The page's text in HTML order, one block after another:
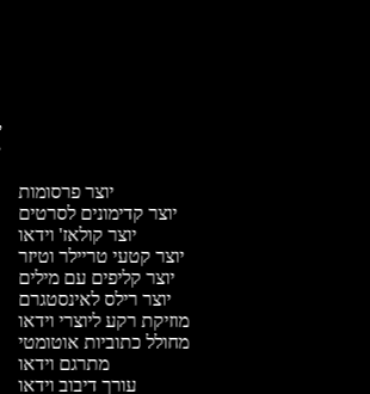
יוצר פרסומות
יוצר קדימונים לסרטים
יוצר קולאז' וידאו
יוצר קטעי טריילר וטיזר
יוצר קליפים עם מילים
יוצר רילס לאינסטגרם
מוזיקת רקע ליוצרי וידאו
מחולל כתוביות אוטומטי
מתרגם וידאו
עורך דיבוב וידאו